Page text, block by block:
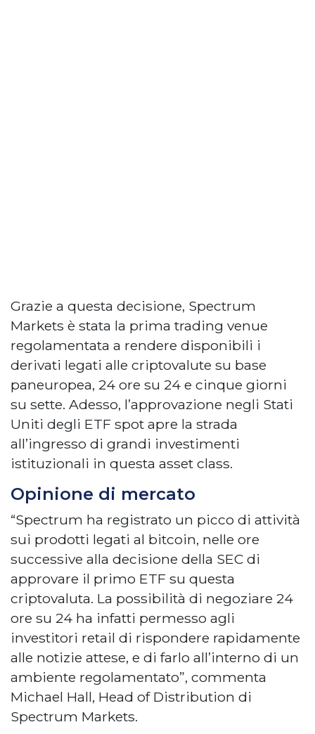
Grazie a questa decisione, Spectrum
Markets è stata la prima trading venue
regolamentata a rendere disponibili i
derivati legati alle criptovalute su base
paneuropea, 24 ore su 24 e cinque giorni
su sette. Adesso, l’approvazione negli Stati
Uniti degli ETF spot apre la strada
all’ingresso di grandi investimenti
istituzionali in questa asset class.
Opinione di mercato
“Spectrum ha registrato un picco di attività
sui prodotti legati al bitcoin, nelle ore
successive alla decisione della SEC di
approvare il primo ETF su questa
criptovaluta. La possibilità di negoziare 24
ore su 24 ha infatti permesso agli
investitori retail di rispondere rapidamente
alle notizie attese, e di farlo all’interno di un
ambiente regolamentato”, commenta
Michael Hall, Head of Distribution di
Spectrum Markets.